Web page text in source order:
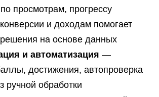
по просмотрам, прогрессу
и доходам помогает
на основе данных
и автоматизация —
достижения, автопроверка
ручной обработки